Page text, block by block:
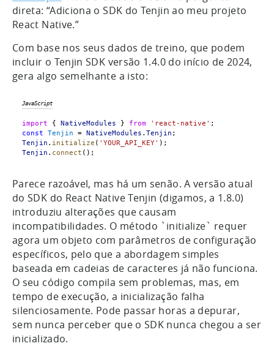
direta: “Adiciona o SDK do Tenjin ao meu projeto
React Native.”
Com base nos seus dados de treino, que podem
incluir o Tenjin SDK versão 1.4.0 do início de 2024,
gera algo semelhante a isto:
JavaScript
import { NativeModules } from 'react-native' ;
const
Tenjin = NativeModules . Tenjin ;
Tenjin . initialize ( 'YOUR_API_KEY' );
Tenjin . connect ();
Parece razoável, mas há um senão. A versão atual
do SDK do React Native Tenjin (digamos, a 1.8.0)
introduziu alterações que causam
incompatibilidades. O método `initialize` requer
agora um objeto com parâmetros de configuração
específicos, pelo que a abordagem simples
baseada em cadeias de caracteres já não funciona.
O seu código compila sem problemas, mas, em
tempo de execução, a inicialização falha
silenciosamente. Pode passar horas a depurar,
sem nunca perceber que o SDK nunca chegou a ser
inicializado.